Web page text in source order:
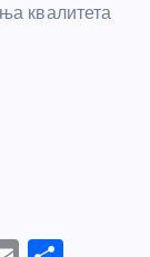
квалитета